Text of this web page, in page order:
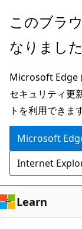
メ
ン
ン
テ
ン
ツ
に
ス
キ
ッ
プ
このブラ
なりました
Microsoft Edge
セキュリティ更
トを利用できます
Microsoft
Internet
Learn